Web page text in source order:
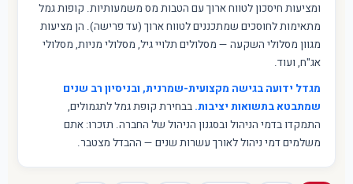
ומציעות חיסכון לטווח ארוך עם הטבות מס משמעותיות. קופות גמל
מתאימות לחוסכים שמתכננים לטווח ארוך (עד פרישה). הן מציעות
מגוון מסלולי השקעה — מסלולים תלויי גיל, מסלולי מניות, מסלולי
אג"ח, ועוד.
מגדל ידועה בגישה מקצועית-שמרנית, ובניסיון רב שנים
שמתבטא בתשואות יציבות. בבחירת קופת גמל לתגמולים,
התמקדו בדמי הניהול ובסגנון הניהול של החברה. תזכרו: אתם
משלמים דמי ניהול לאורך עשרות שנים — ההבדל מצטבר.